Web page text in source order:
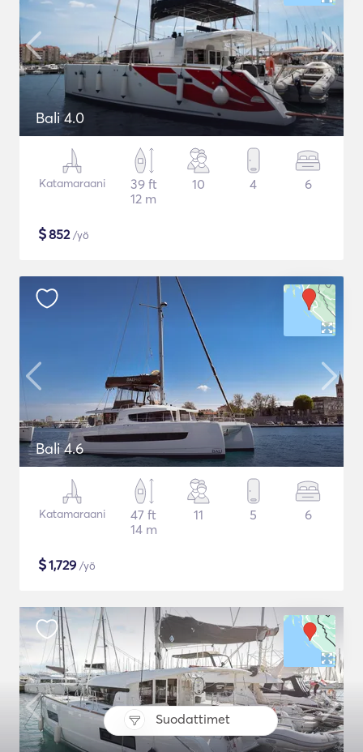
Suodattimet
Bali 4.0
Katamaraani
39 ft
12 m
10 4 6
$852/yö
Bali 4.6
Katamaraani
47 ft
14 m
11 5 6
$1,729 /yö